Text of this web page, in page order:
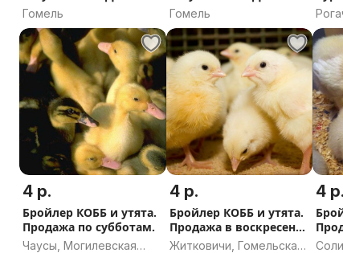
августа в г. Гомель.
Гомель
СРЕДУ 5 августа в г.
Гомель
4 р.
Бройлер КОББ и утята.
Продажа по субботам.
Чаусы, Могилевская
4 р.
Бройлер КОББ и утята.
Продажа в воскресенье
2.08.
Житковичи, Гомельская
4 р.